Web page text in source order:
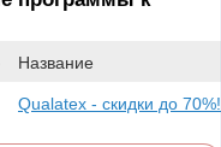
Название
Qualatex - скидки до 70%!